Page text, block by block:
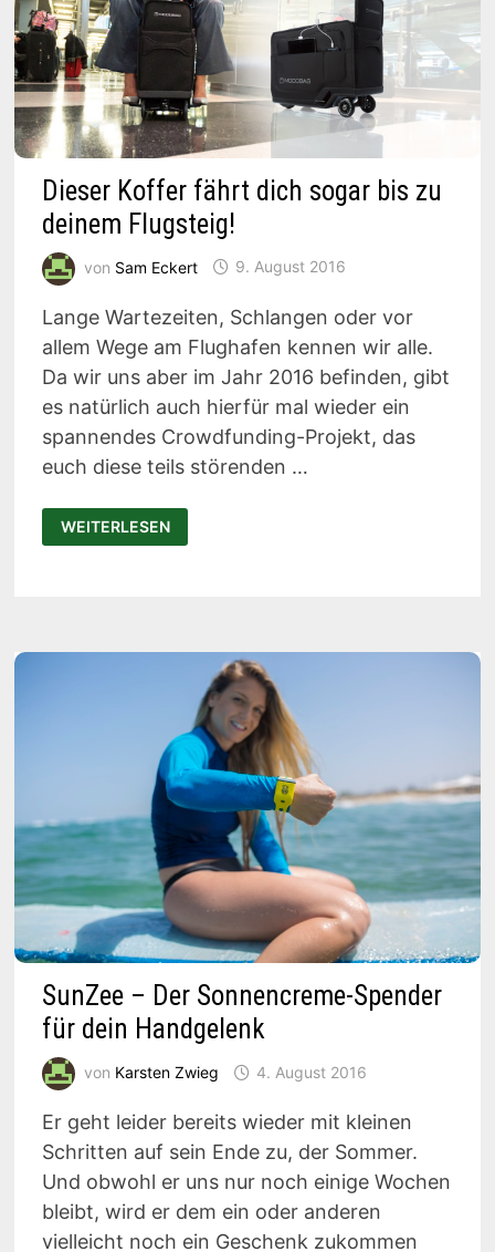
Dieser Koffer fährt dich sogar bis zu
deinem Flugsteig!
von Sam Eckert 9. August 2016
Lange Wartezeiten, Schlangen oder vor
allem Wege am Flughafen kennen wir alle.
Da wir uns aber im Jahr 2016 befinden, gibt
es natürlich auch hierfür mal wieder ein
spannendes Crowdfunding-Projekt, das
euch diese teils störenden …
DIESER
KOFFER
FÄHRT
WEITERLESEN
SunZee – Der Sonnencreme-Spender
für dein Handgelenk
von Karsten Zwieg 4. August 2016
Er geht leider bereits wieder mit kleinen
Schritten auf sein Ende zu, der Sommer.
Und obwohl er uns nur noch einige Wochen
bleibt, wird er dem ein oder anderen
vielleicht noch ein Geschenk zukommen